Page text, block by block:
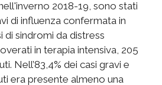
2018-19, sono stati
di influenza confermata in
sindromi da distress
in terapia intensiva, 205
Nell’83,4% dei casi gravi e
era presente almeno una